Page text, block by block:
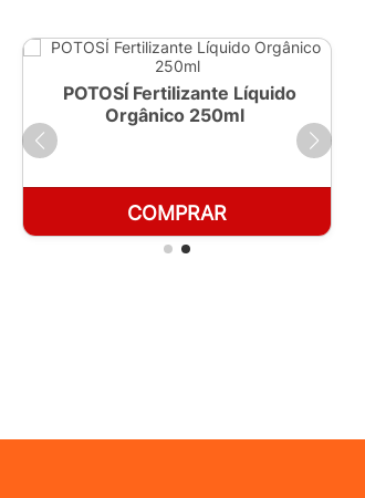
POTOSÍ Fertilizante Líquido
Orgânico 250ml
COMPRAR